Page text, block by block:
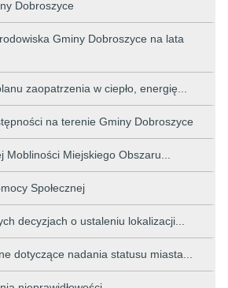
Dobroszyce
Gminy Dobroszyce na lata
zaopatrzenia w ciepło, energię...
na terenie Gminy Dobroszyce
Mobliności Miejskiego Obszaru...
Społecznej
decyzjach o ustaleniu lokalizacji...
dotyczące nadania statusu miasta...